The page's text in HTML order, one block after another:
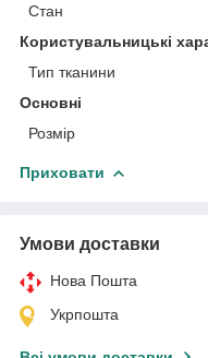
Стан
Користувальницькі
Тип тканини
Основні
Розмір
Приховати
Умови доставки
Нова Пошта
Укрпошта